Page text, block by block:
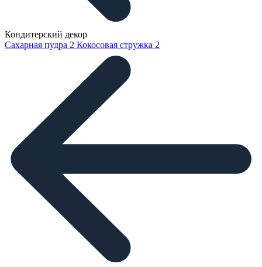
Кондитерский декор
Сахарная пудра 2 Кокосовая стружка 2